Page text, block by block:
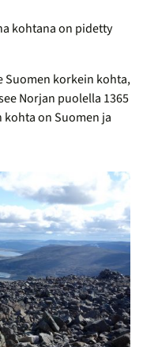
kohtana on pidetty
Suomen korkein kohta,
Norjan puolella 1365
on Suomen ja